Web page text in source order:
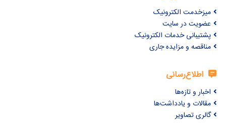
میزخدمت الکترونیک
عضویت در سایت
پشتیبانی خدمات الکترونیک
مناقصه و مزایده جاری
اطلاع‌رسانی
اخبار و تازه‌ها
مقالات و یادداشت‌ها
گالری تصاویر